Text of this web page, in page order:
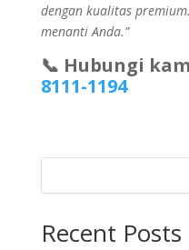
dengan kualitas
menanti Anda.”
📞 Hubungi
8111-1194
Recent Posts